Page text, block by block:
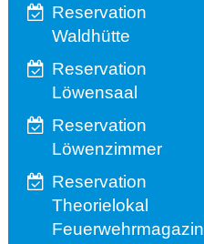
Reservation
Waldhütte
Reservation
Löwensaal
Reservation
Löwenzimmer
Reservation
Theorielokal
Feuerwehrmagazin